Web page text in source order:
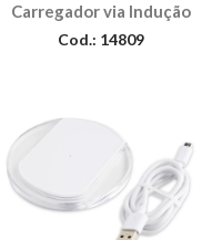
Carregador via Indução
Cod.: 14809